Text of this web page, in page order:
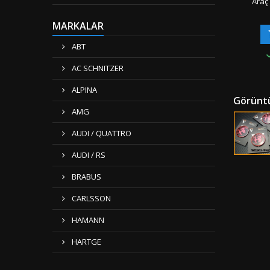
MARKALAR
ABT
AC SCHNITZER
ALPINA
AMG
AUDI / QUATTRO
AUDI / RS
BRABUS
CARLSSON
HAMANN
HARTGE
Parça
OEM
&amp;